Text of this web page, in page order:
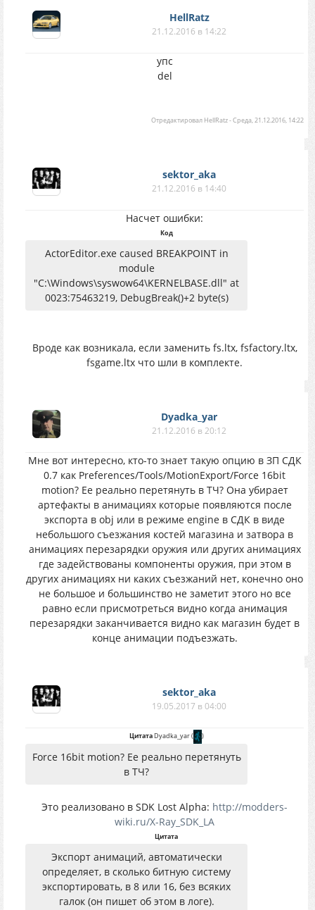
HellRatz
21.12.2016 в 14:22
упс
del
Отредактировал HellRatz-Среда, 21.12.2016, 14:22
sektor_aka
21.12.2016 в 14:40
Насчет ошибки:
Код
ActorEditor.exe caused BREAKPOINT in
module
"C:\Windows\syswow64\KERNELBASE.dll" at
0023:75463219, DebugBreak()+2 byte(s)
Вроде как возникала, если заменить fs.ltx, fsfactory.ltx,
fsgame.ltx что шли в комплекте.
Dyadka_yar
21.12.2016 в 20:12
Мне вот интересно, кто-то знает такую опцию в ЗП СДК
0.7 как Preferences/Tools/MotionExport/Force 16bit
motion? Ее реально перетянуть в ТЧ? Она убирает
артефакты в анимациях которые появляются после
экспорта в obj или в режиме engine в СДК в виде
небольшого съезжания костей магазина и затвора в
анимациях перезарядки оружия или других анимациях
где задействованы компоненты оружия, при этом в
других анимациях ни каких съезжаний нет, конечно оно
не большое и большинство не заметит этого но все
равно если присмотреться видно когда анимация
перезарядки заканчивается видно как магазин будет в
конце анимации подъезжать.
sektor_aka
19.05.2017 в 04:00
ЦитатаDyadka_yar( )
Force 16bit motion? Ее реально перетянуть
в ТЧ?
Это реализовано в SDK Lost Alpha: http://modders-
wiki.ru/X-Ray_SDK_LA
Цитата
Экспорт анимаций, автоматически
определяет, в сколько битную систему
экспортировать, в 8 или 16, без всяких
галок (он пишет об этом в логе).